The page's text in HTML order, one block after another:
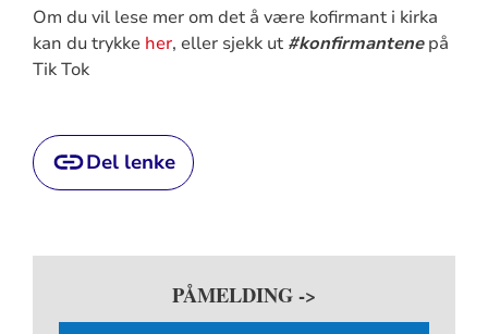
Om du vil lese mer om det å være kofirmant i kirka
kan du trykke her, eller sjekk ut #konfirmantenepå
Tik Tok
Del lenke
PÅMELDING ->